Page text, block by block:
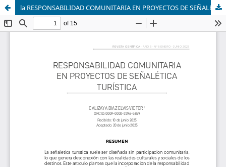
la RESPONSABILIDAD COMUNITARIA EN PROYECTOS DE SEÑALÉTICA TURÍSTICA